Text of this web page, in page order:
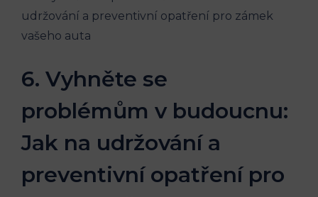
6. Vyhněte ‌se
problémům v budoucnu:
Jak na udržování a
⁢preventivní opatření pro